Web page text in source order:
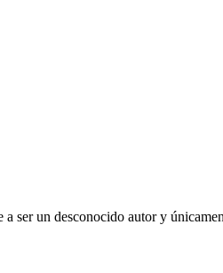
ser un desconocido autor y